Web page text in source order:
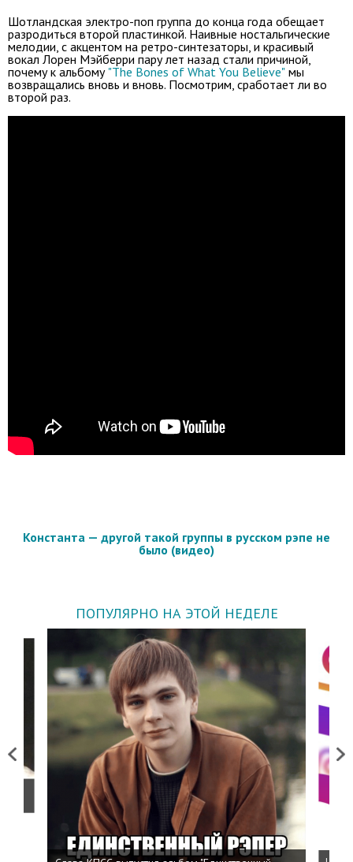
Шотландская электро-поп группа до конца года обещает
разродиться второй пластинкой. Наивные ностальгические
мелодии, с акцентом на ретро-синтезаторы, и красивый
вокал Лорен Мэйберри пару лет назад стали причиной,
почему к альбому "The Bones of What You Believe" мы
возвращались вновь и вновь. Посмотрим, сработает ли во
второй раз.
Константа — другой такой группы в русском рэпе не
было (видео)
ПОПУЛЯРНО НА ЭТОЙ НЕДЕЛЕ
Previous Next